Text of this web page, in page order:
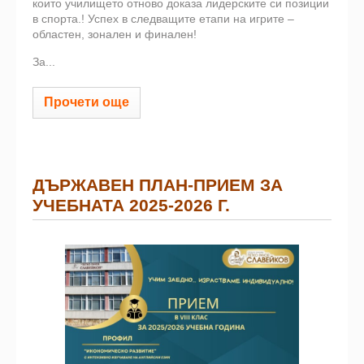
които училището отново доказа лидерските си позиции
в спорта.! Успех в следващите етапи на игрите –
областен, зонален и финален!
За...
Прочети още
ДЪРЖАВЕН ПЛАН-ПРИЕМ ЗА
УЧЕБНАТА 2025-2026 Г.